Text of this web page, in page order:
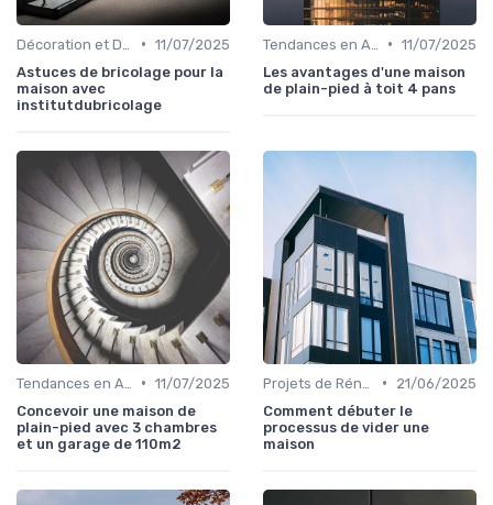
• 11/07/2025
Astuces de bricolage pour la
maison avec
institutdubricolage
• 11/07/2025
Les avantages d'une maison
de plain-pied à toit 4 pans
• 11/07/2025
Concevoir une maison de
plain-pied avec 3 chambres
et un garage de 110m2
•
21/06/2025
Comment débuter le
processus de vider une
maison